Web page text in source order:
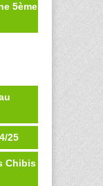
5ème
25
Chibis